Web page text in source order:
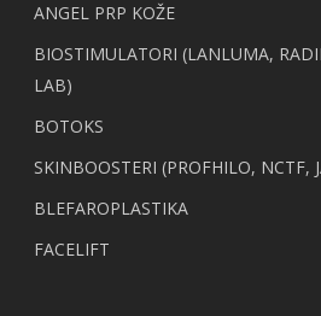
ANGEL PRP KOŽE
BIOSTIMULATORI (LANLUMA,
LAB)
BOTOKS
SKINBOOSTERI (PROFHILO, NCTF,
BLEFAROPLASTIKA
FACELIFT